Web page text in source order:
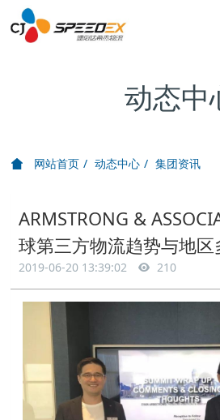
动态中
网站首页 动态中心 集团资讯
ARMSTRONG &
球第三方物流趋势与地区
2019-06-20 13:39:02 210